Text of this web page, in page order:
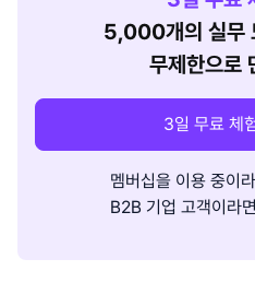
5,000개의 실무
무제한으로
3일 무료 체
멤버십을 이용 중이
B2B 기업 고객이라면